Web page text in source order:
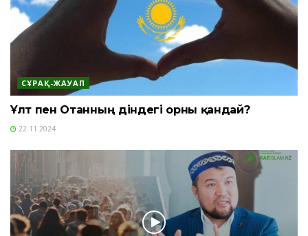
СҰРАҚ-ЖАУАП
Ұлт пен Отанның діндегі орны қандай?
22.11.2024